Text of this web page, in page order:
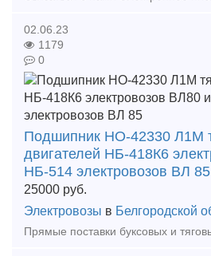
02.06.23
1179
0
Подшипник НО-42330 Л1М
двигателей НБ-418К6
НБ-514 электровозов ВЛ 85
25000 руб.
Электровозы в Белгородской